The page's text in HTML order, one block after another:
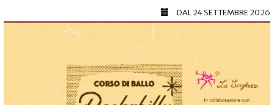
DAL24 SETTEMBRE 2026